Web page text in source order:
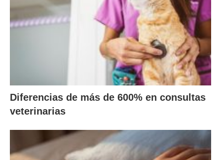
Diferencias de más de 600% en consultas
veterinarias